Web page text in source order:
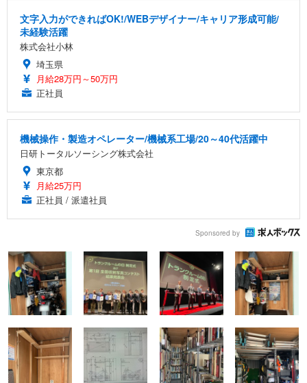
文字入力ができればOK!/WEBデザイナー/キャリア形成可能/
未経験活躍
株式会社小林
埼玉県
月給28万円～50万円
正社員
機械操作・製造オペレーター/機械系工場/20～40代活躍中
日研トータルソーシング株式会社
東京都
月給25万円
正社員 / 派遣社員
Sponsored by